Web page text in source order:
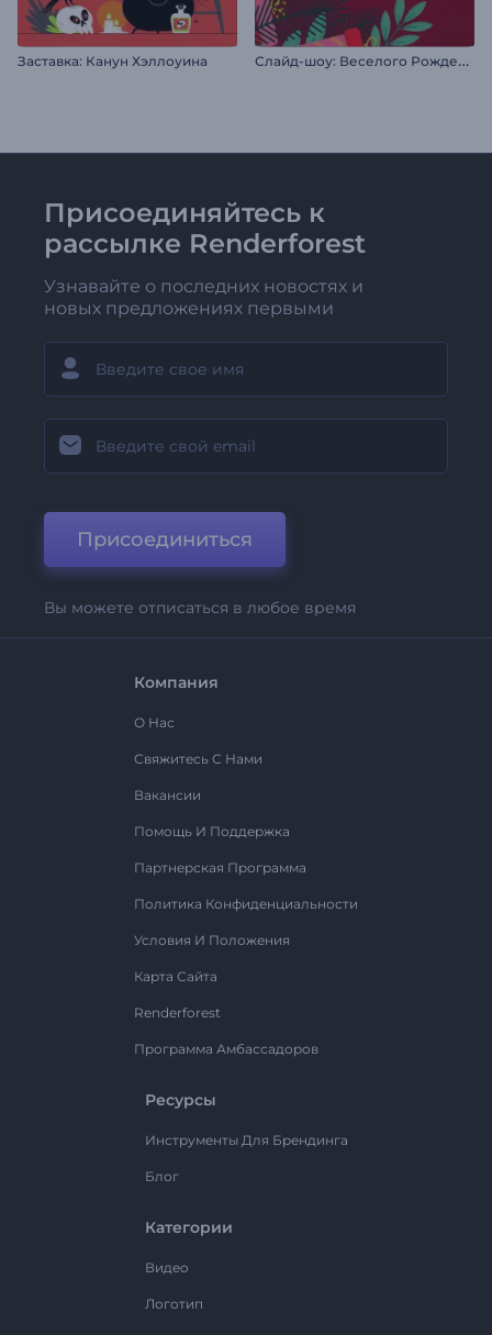
Заставка: Канун Хэллоуина С
лайд-шоу: Веселого Рождества
Присоединяйтесь к
рассылке Renderforest
Узнавайте о последних новостях и
новых предложениях первыми
Присоединиться
Вы можете отписаться в любое время
Компания
О Нас
Свяжитесь С Нами
Вакансии
Помощь И Поддержка
Партнерская Программа
Политика Конфиденциальности
Условия И Положения
Карта Сайта
Renderforest
Программа Амбассадоров
Ресурсы
Инструменты Для Брендинга
Блог
Категории
Видео
Логотип